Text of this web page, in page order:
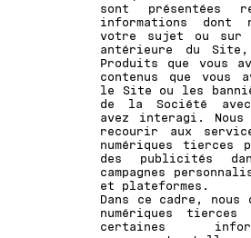
sont présentées
informations dont
votre sujet ou
antérieure du
Produits que vous
contenus que vous
le Site ou les
de la Société
avez interagi. Nous
recourir aux
numériques tierces
des publicités
campagnes
et plateformes.
Dans ce cadre, nous
numériques tierces
certaines